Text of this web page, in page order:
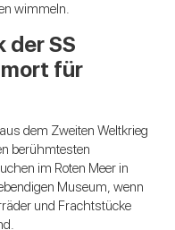
wimmeln.
der SS
für
dem Zweiten Weltkrieg
berühmtesten
im Roten Meer in
Museum, wenn
und Frachtstücke